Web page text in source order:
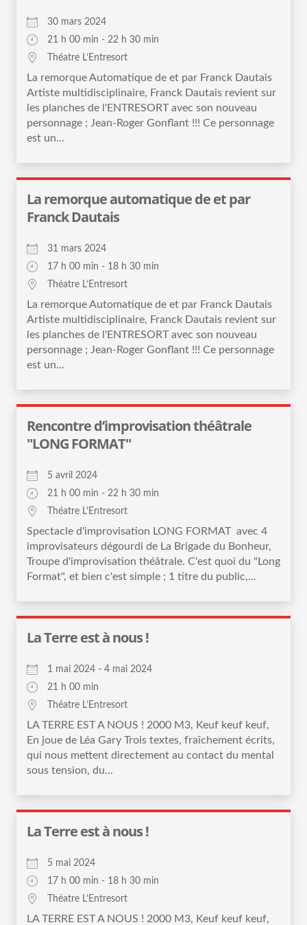
30 mars 2024
21 h 00 min - 22 h 30 min
Théatre L’Entresort
La remorque Automatique de et par Franck Dautais
Artiste multidisciplinaire, Franck Dautais revient sur
les planches de l'ENTRESORT avec son nouveau
personnage ; Jean-Roger Gonflant !!! Ce personnage
est un...
La remorque automatique de et par
Franck Dautais
31 mars 2024
17 h 00 min - 18 h 30 min
Théatre L’Entresort
La remorque Automatique de et par Franck Dautais
Artiste multidisciplinaire, Franck Dautais revient sur
les planches de l'ENTRESORT avec son nouveau
personnage ; Jean-Roger Gonflant !!! Ce personnage
est un...
Rencontre d’improvisation théâtrale
"LONG FORMAT"
5 avril 2024
21 h 00 min - 22 h 30 min
Théatre L’Entresort
Spectacle d'improvisation LONG FORMAT avec 4
improvisateurs dégourdi de La Brigade du Bonheur,
Troupe d'improvisation théâtrale. C'est quoi du "Long
Format", et bien c'est simple ; 1 titre du public,...
La Terre est à nous !
1 mai 2024 - 4 mai 2024
21 h 00 min
Théatre L’Entresort
LA TERRE EST A NOUS ! 2000 M3, Keuf keuf keuf,
En joue de Léa Gary Trois textes, fraîchement écrits,
qui nous mettent directement au contact du mental
sous tension, du...
La Terre est à nous !
5 mai 2024
17 h 00 min - 18 h 30 min
Théatre L’Entresort
LA TERRE EST A NOUS ! 2000 M3, Keuf keuf keuf,